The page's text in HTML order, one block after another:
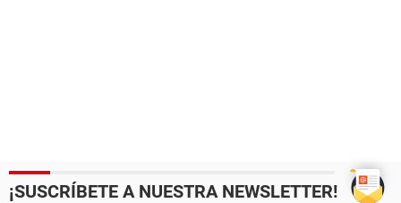
¡SUSCRÍBETE A NUESTRA NEWSLETTER!